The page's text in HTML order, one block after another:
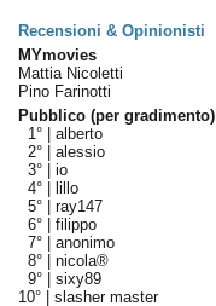
Recensioni & Opinionisti
MYmovies
Mattia Nicoletti
Pino Farinotti
Pubblico (per gradimento)
1° | alberto
2° | alessio
3° | io
4° |
lillo
5° | ray147
6° | filippo
7° | anonimo
8° | nicola®
9° | sixy89
10° | slasher master